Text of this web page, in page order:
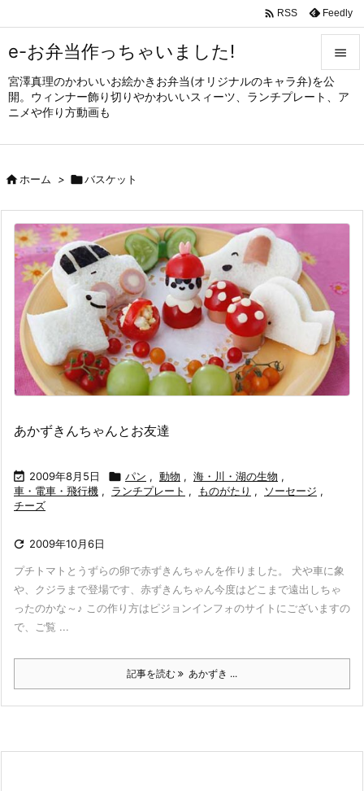
e-お弁当作っちゃいました!
宮澤真理のかわいいお絵かきお弁当(オリジナルのキャラ弁)を公
開。ウィンナー飾り切りやかわいいスィーツ、ランチプレート、ア
ニメや作り方動画も


メニュ
サイド

次へ
 RSS Feedly
ホーム > バスケット
あかずきんちゃんとお友達
 2009年8月5日  パン , 動物 , 海・川・湖の生物 ,
車・電車・飛行機 , ランチプレート , ものがたり , ソーセージ ,
チーズ
 2009年10月6日
プチトマトとうずらの卵で赤ずきんちゃんを作りました。 犬や車に象
や、クジラまで登場です、赤ずきんちゃん今度はどこまで遠出しちゃ
ったのかな～♪ この作り方はピジョンインフォのサイトにございますの
で、ご覧 ...
記事を読む あかずき ...